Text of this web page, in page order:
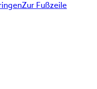
Zur Fußzeile